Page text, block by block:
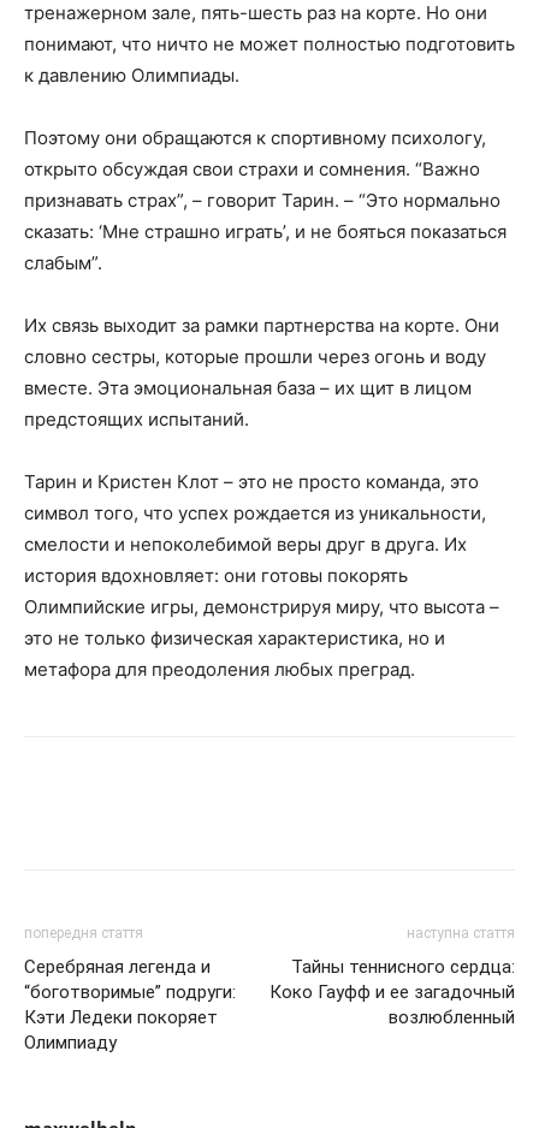
тренажерном зале, пять-шесть раз на корте. Но они
понимают, что ничто не может полностью подготовить
к давлению Олимпиады.
Поэтому они обращаются к спортивному психологу,
открыто обсуждая свои страхи и сомнения. “Важно
признавать страх”, – говорит Тарин. – “Это нормально
сказать: ‘Мне страшно играть’, и не бояться показаться
слабым”.
Их связь выходит за рамки партнерства на корте. Они
словно сестры, которые прошли через огонь и воду
вместе. Эта эмоциональная база – их щит в лицом
предстоящих испытаний.
Тарин и Кристен Клот – это не просто команда, это
символ того, что успех рождается из уникальности,
смелости и непоколебимой веры друг в друга. Их
история вдохновляет: они готовы покорять
Олимпийские игры, демонстрируя миру, что высота –
это не только физическая характеристика, но и
метафора для преодоления любых преград.
попередня стаття
Серебряная легенда и
“боготворимые” подруги:
Кэти Ледеки покоряет
Олимпиаду
наступна стаття
Тайны теннисного сердца:
Коко Гауфф и ее загадочный
возлюбленный